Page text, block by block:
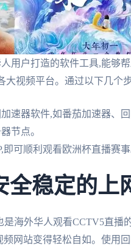
用户打造的软件工具,能够
大视频平台。通过以下几个
速器软件,如番茄加速器、回
节点。
可顺利观看欧洲杯直播赛事
全稳定的上
是海外华人观看CCTV5直播
频网站变得轻松自如。使用